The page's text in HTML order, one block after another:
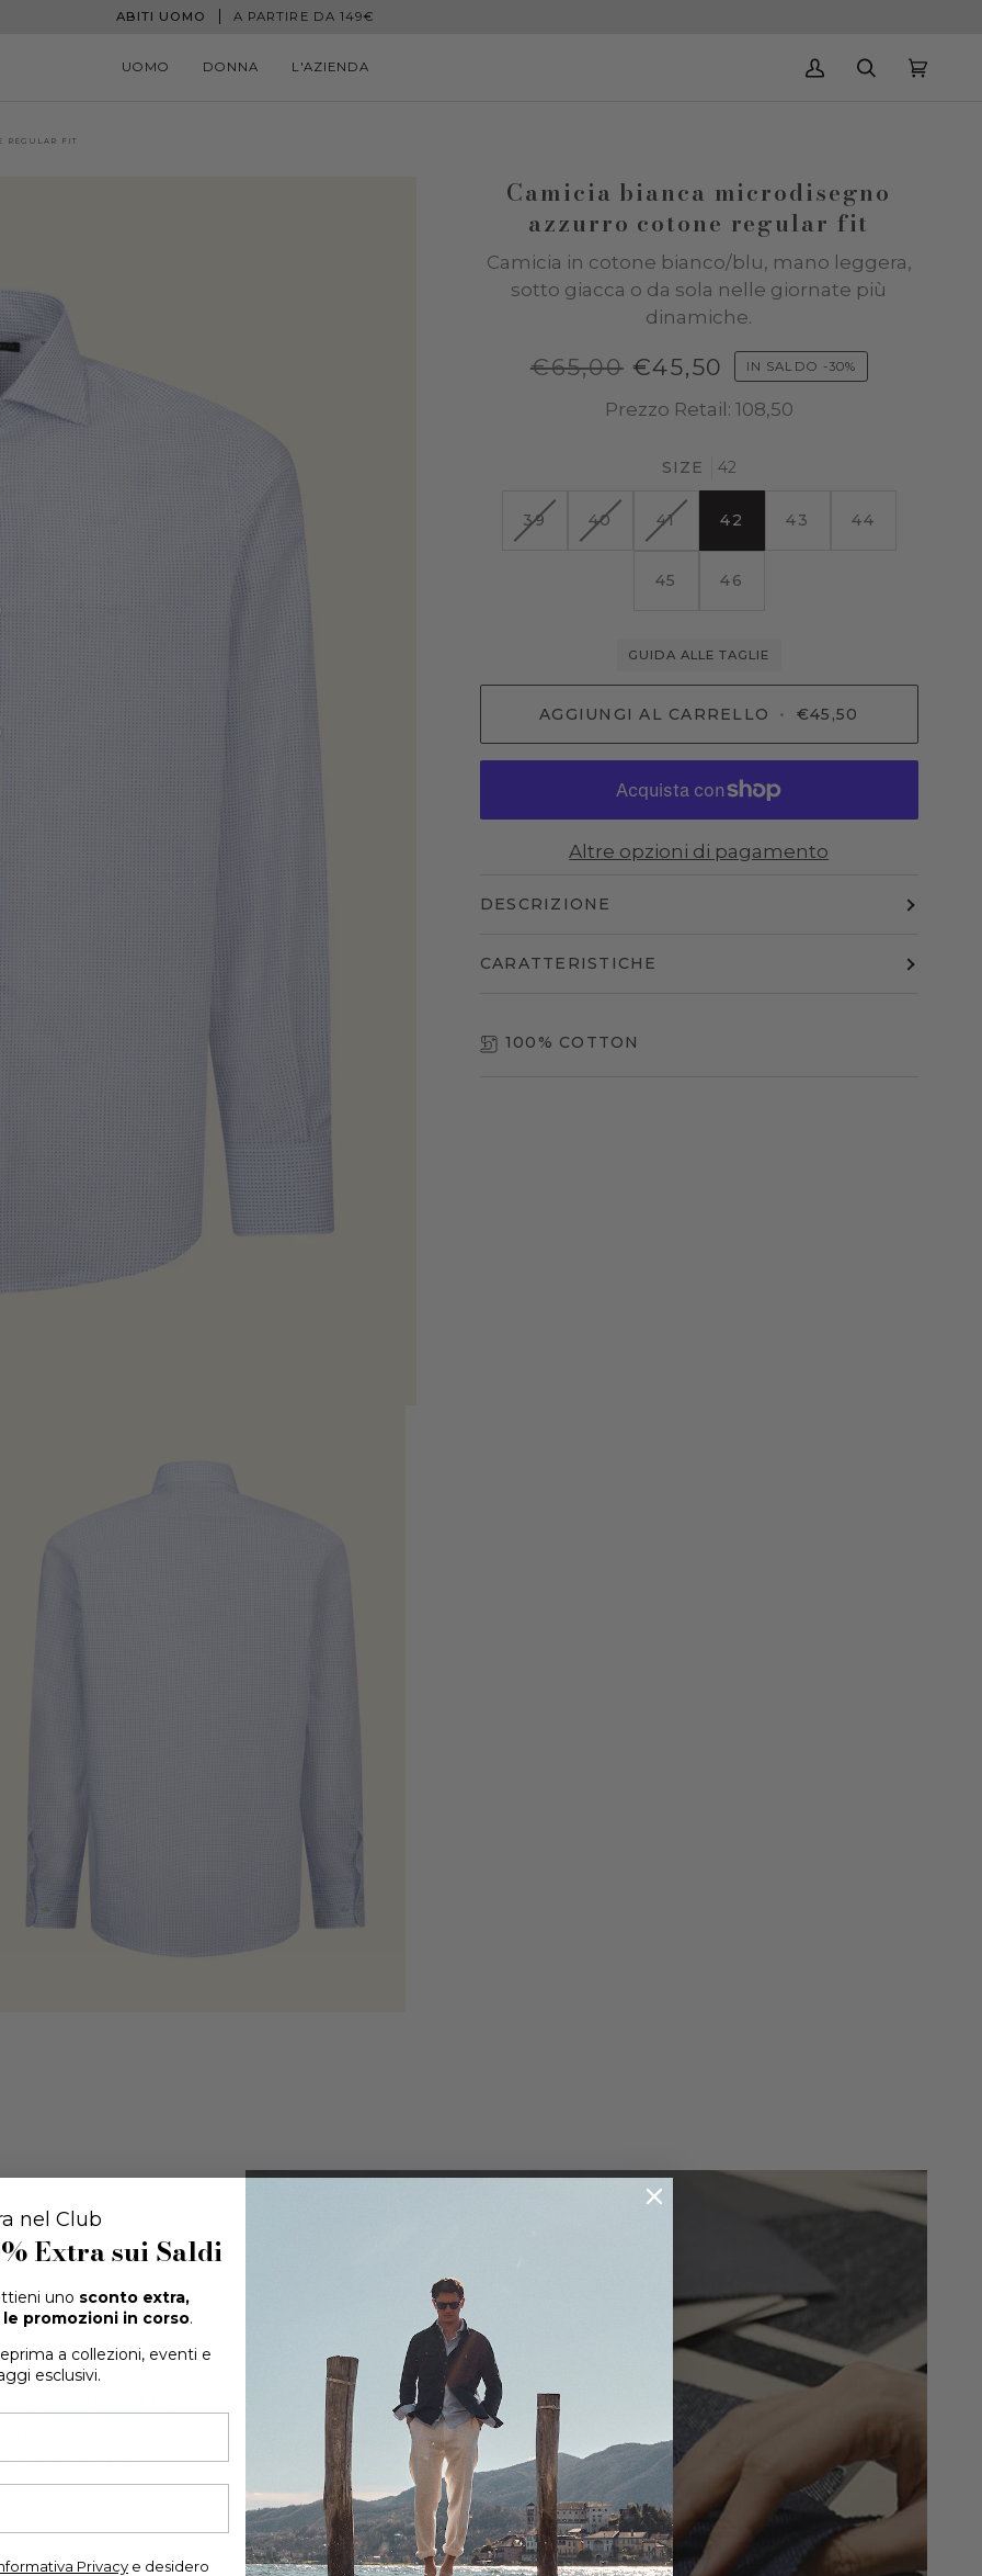
ABITI UOMO A PARTIRE DA 149€
UOMO DONNA L'AZIENDA
Il
Cerca Carrello
REGULAR FIT
Camicia bianca microdisegno
azzurro cotone regular fit
Camicia in cotone bianco/blu, mano leggera,
sotto giacca o da sola nelle giornate più
dinamiche.
€65,00 €45,50 IN SALDO -30%
Prezzo Retail: 108,50
SIZE 42
39VARIANTE
ESAURITA
40VARIANTE
ESAURITA
41VARIANTE
NON
42 43 44
45 46
GUIDA ALLE TAGLIE
AGGIUNGI AL CARRELLO • €45,50
Altre opzioni di pagamento
DESCRIZIONE
CARATTERISTICHE
100% COTTON
del
nel
classe e
nel Club
Extrasui Saldi
uno sconto extra,
promozioni in corso.
a collezioni, eventi e
esclusivi.
Privacy e desidero